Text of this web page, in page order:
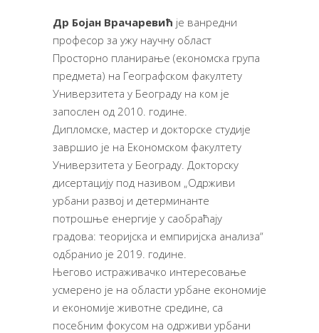
Др Бојан Врачаревић је ванредни
професор за ужу научну област
Просторно планирање (економска група
предмета) на Географском факултету
Универзитета у Београду на ком је
запослен од 2010. године.
Дипломске, мастер и докторске студије
завршио је на Економском факултету
Универзитета у Београду. Докторску
дисертацију под називом „Одрживи
урбани развој и детерминанте
потрошње енергије у саобраћају
градова: теоријска и емпиријска анализа“
одбранио је 2019. године.
Његово истраживачко интересовање
усмерено је на области урбане економије
и економије животне средине, са
посебним фокусом на одрживи урбани